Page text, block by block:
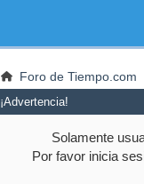
Foro de Tiempo.com
¡Advertencia!
Solamente
Por favor inicia